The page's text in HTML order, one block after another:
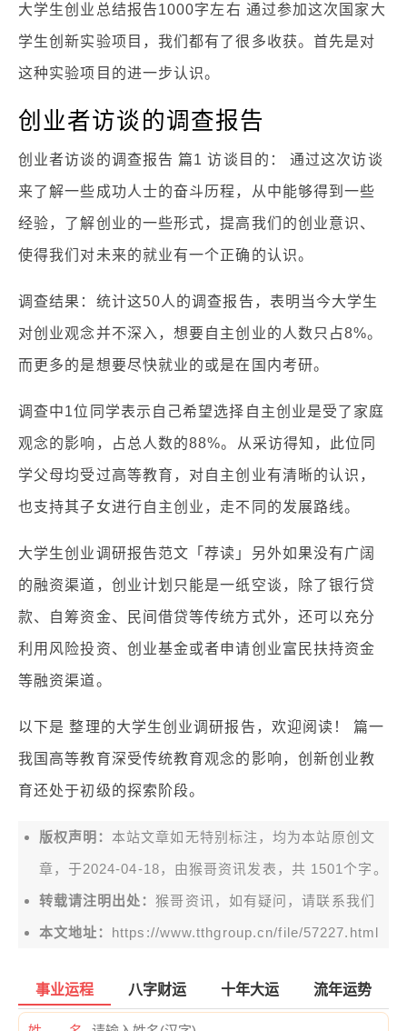
大学生创业总结报告1000字左右 通过参加这次国家大
学生创新实验项目，我们都有了很多收获。首先是对
这种实验项目的进一步认识。
创业者访谈的调查报告
创业者访谈的调查报告 篇1 访谈目的： 通过这次访谈
来了解一些成功人士的奋斗历程，从中能够得到一些
经验，了解创业的一些形式，提高我们的创业意识、
使得我们对未来的就业有一个正确的认识。
调查结果：统计这50人的调查报告，表明当今大学生
对创业观念并不深入，想要自主创业的人数只占8%。
而更多的是想要尽快就业的或是在国内考研。
调查中1位同学表示自己希望选择自主创业是受了家庭
观念的影响，占总人数的88%。从采访得知，此位同
学父母均受过高等教育，对自主创业有清晰的认识，
也支持其子女进行自主创业，走不同的发展路线。
大学生创业调研报告范文「荐读」另外如果没有广阔
的融资渠道，创业计划只能是一纸空谈，除了银行贷
款、自筹资金、民间借贷等传统方式外，还可以充分
利用风险投资、创业基金或者申请创业富民扶持资金
等融资渠道。
以下是 整理的大学生创业调研报告，欢迎阅读！ 篇一
我国高等教育深受传统教育观念的影响，创新创业教
育还处于初级的探索阶段。
版权声明： 本站文章如无特别标注，均为本站原创文
章，于2024-04-18，由猴哥资讯 发表，共 1501个字。
转载请注明出处：猴哥资讯，如有疑问，请联系我们
本文地址： https://www.tthgroup.cn/file/57227.html
事业运程 八字财运 十年大运 流年运势